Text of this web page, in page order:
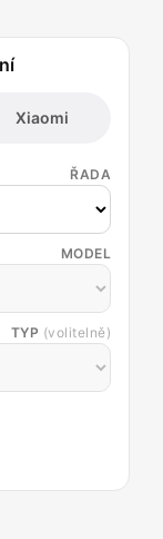
Xiaomi
ŘADA
MODEL
TYP (volitelně)